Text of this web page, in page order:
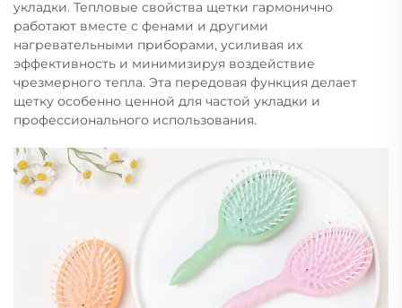
укладки. Тепловые свойства щетки гармонично
работают вместе с фенами и другими
нагревательными приборами, усиливая их
эффективность и минимизируя воздействие
чрезмерного тепла. Эта передовая функция делает
щетку особенно ценной для частой укладки и
профессионального использования.